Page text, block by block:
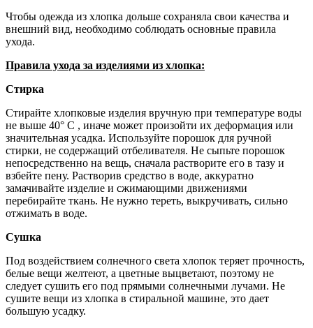
Чтобы одежда из хлопка дольше сохраняла свои качества и
внешний вид, необходимо соблюдать основные правила
ухода.
Правила ухода за изделиями из хлопка:
Стирка
Стирайте хлопковые изделия вручную при температуре воды
не выше 40° С , иначе может произойти их деформация или
значительная усадка. Используйте порошок для ручной
стирки, не содержащий отбеливателя. Не сыпьте порошок
непосредственно на вещь, сначала растворите его в тазу и
взбейте пену. Растворив средство в воде, аккуратно
замачивайте изделие и сжимающими движениями
перебирайте ткань. Не нужно тереть, выкручивать, сильно
отжимать в воде.
Сушка
Под воздействием солнечного света хлопок теряет прочность,
белые вещи желтеют, а цветные выцветают, поэтому не
следует сушить его под прямыми солнечными лучами. Не
сушите вещи из хлопка в стиральной машине, это дает
большую усадку.